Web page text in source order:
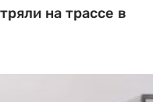
на трассе в